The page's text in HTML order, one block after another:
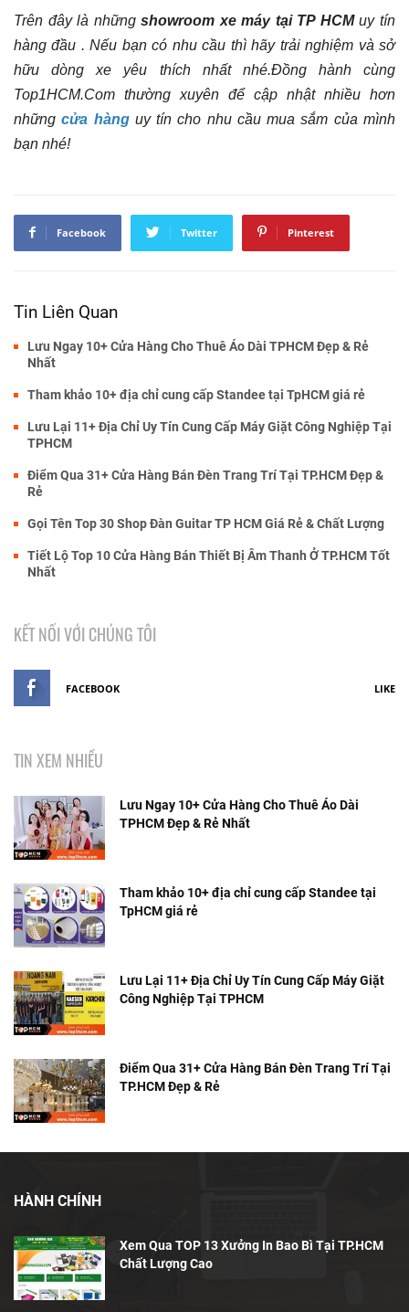
Trên đây là nhữngshowroom xe máy tại TP HCMuy tín
hàng đầu . Nếu bạn có nhu cầu thì hãy trải nghiệm và sở
hữu dòng xe yêu thích nhất nhé.Đồng hành cùng
Top1HCM.Com thường xuyên để cập nhật nhiều hơn
nhữngcửa hànguy tín cho nhu cầu mua sắm của mình
bạn nhé!
Facebook Twitter Pinterest
Tin Liên Quan
Lưu Ngay 10+ Cửa Hàng Cho Thuê Áo Dài TPHCM Đẹp & Rẻ
Nhất
Tham khảo 10+ địa chỉ cung cấp Standee tại TpHCM giá rẻ
Lưu Lại 11+ Địa Chỉ Uy Tín Cung Cấp Máy Giặt Công Nghiệp Tại
TPHCM
Điểm Qua 31+ Cửa Hàng Bán Đèn Trang Trí Tại TP.HCM Đẹp &
Rẻ
Gọi Tên Top 30 Shop Đàn Guitar TP HCM Giá Rẻ & Chất Lượng
Tiết Lộ Top 10 Cửa Hàng Bán Thiết Bị Âm Thanh Ở TP.HCM Tốt
Nhất
KẾT NỐI VỚI CHÚNG TÔI
FACEBOOK LIKE
TIN XEM NHIỀU
Lưu Ngay 10+ Cửa Hàng Cho Thuê Áo Dài
TPHCM Đẹp & Rẻ Nhất
Tham khảo 10+ địa chỉ cung cấp Standee tại
TpHCM giá rẻ
Lưu Lại 11+ Địa Chỉ Uy Tín Cung Cấp Máy Giặt
Công Nghiệp Tại TPHCM
Điểm Qua 31+ Cửa Hàng Bán Đèn Trang Trí Tại
TP.HCM Đẹp & Rẻ
HÀNH CHÍNH
Xem Qua TOP 13 Xưởng In Bao Bì Tại TP.HCM
Chất Lượng Cao